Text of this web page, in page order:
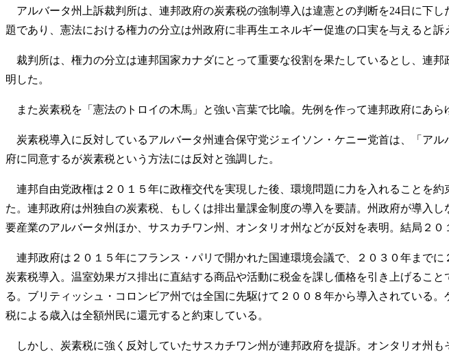
アルバータ州上訴裁判所は、連邦政府の炭素税の強制導入は違憲との判断を24日に下
題であり、憲法における権力の分立は州政府に非再生エネルギー促進の口実を与えると
裁判所は、権力の分立は連邦国家カナダにとって重要な役割を果たしているとし、連
明した。
また炭素税を「憲法のトロイの木馬」と強い言葉で比喩。先例を作って連邦政府にあら
炭素税導入に反対しているアルバータ州連合保守党ジェイソン・ケニー党首は、「ア
府に同意するが炭素税という方法には反対と強調した。
連邦自由党政権は２０１５年に政権交代を実現した後、環境問題に力を入れることを
た。連邦政府は州独自の炭素税、もしくは排出量課金制度の導入を要請。州政府が導入
要産業のアルバータ州ほか、サスカチワン州、オンタリオ州などが反対を表明。結局２０
連邦政府は２０１５年にフランス・パリで開かれた国連環境会議で、２０３０年まで
炭素税導入。温室効果ガス排出に直結する商品や活動に税金を課し価格を引き上げるこ
る。ブリティッシュ・コロンビア州では全国に先駆けて２００８年から導入されている
税による歳入は全額州民に還元すると約束している。
しかし、炭素税に強く反対していたサスカチワン州が連邦政府を提訴。オンタリオ州も